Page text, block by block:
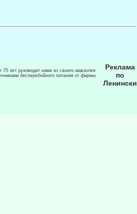
лет руководит нами из своего мавзолея
бесперебойного питания от фирмы
Реклама
по
Ленински